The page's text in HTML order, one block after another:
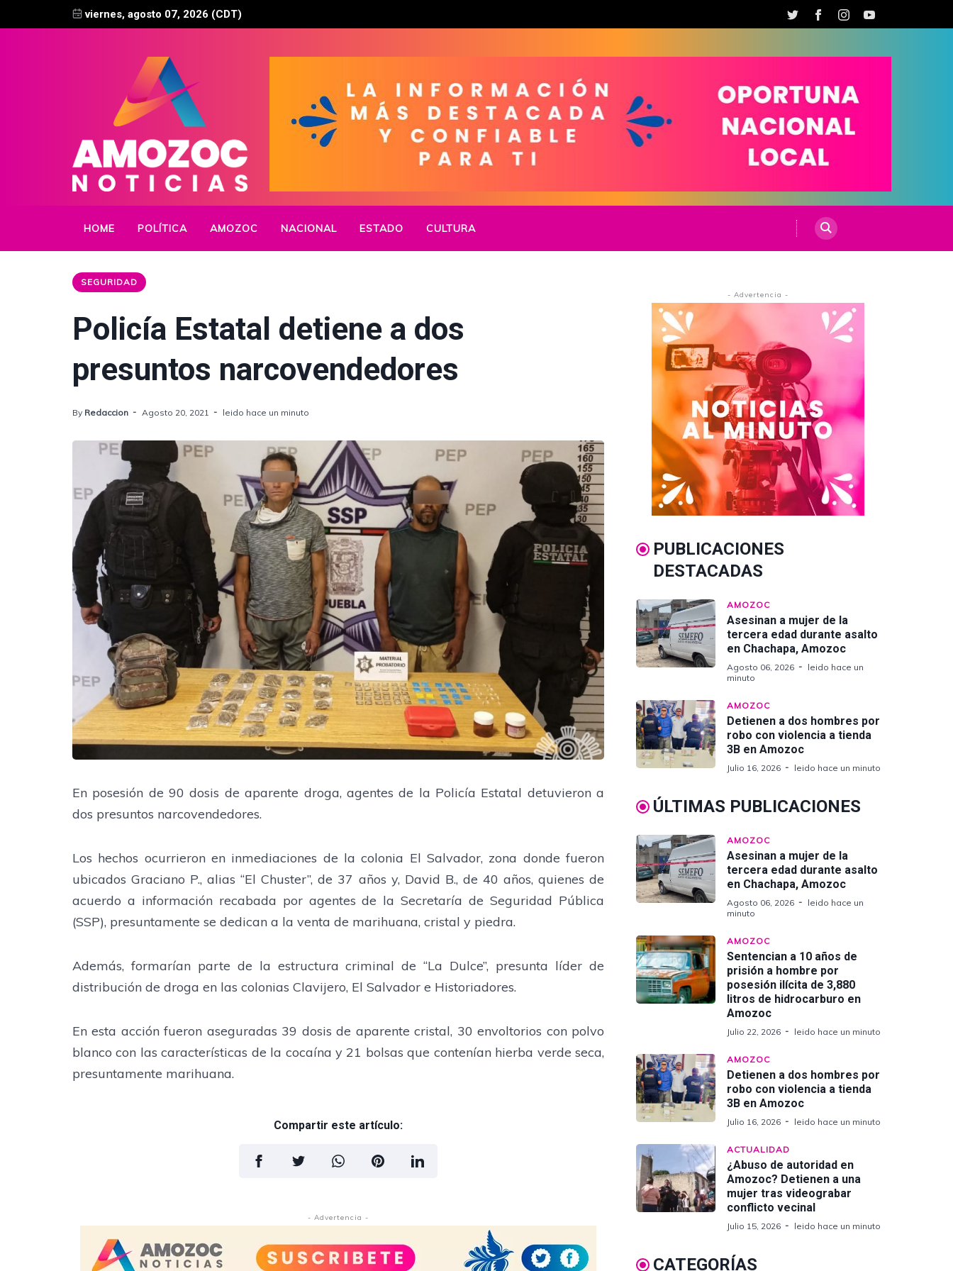
viernes, agosto 07, 2026 (CDT)
HOME POLÍTICA AMOZOC NACIONAL ESTADO CULTURA
SEGURIDAD
Policía Estatal detiene a dos
presuntos narcovendedores
By Redaccion Agosto 20, 2021 leido hace un minuto
En posesión de 90 dosis de aparente droga, agentes de la Policía Estatal detuvieron a
dos presuntos narcovendedores.
Los hechos ocurrieron en inmediaciones de la colonia El Salvador, zona donde fueron
ubicados Graciano P., alias “El Chuster”, de 37 años y, David B., de 40 años, quienes de
acuerdo a información recabada por agentes de la Secretaría de Seguridad Pública
(SSP), presuntamente se dedican a la venta de marihuana, cristal y piedra.
Además, formarían parte de la estructura criminal de “La Dulce”, presunta líder de
distribución de droga en las colonias Clavijero, El Salvador e Historiadores.
En esta acción fueron aseguradas 39 dosis de aparente cristal, 30 envoltorios con polvo
blanco con las características de la cocaína y 21 bolsas que contenían hierba verde seca,
presuntamente marihuana.
Compartir este artículo:
- Advertencia -
- Advertencia -
PUBLICACIONES
DESTACADAS
AMOZOC
Asesinan a mujer de la
tercera edad durante asalto
en Chachapa, Amozoc
Agosto 06, 2026
leido hace un
minuto
AMOZOC
Detienen a dos hombres por
robo con violencia a tienda
3B en Amozoc
Julio 16, 2026 leido hace un minuto
ÚLTIMAS PUBLICACIONES
AMOZOC
Asesinan a mujer de la
tercera edad durante asalto
en Chachapa, Amozoc
Agosto 06, 2026
leido hace un
minuto
AMOZOC
Sentencian a 10 años de
prisión a hombre por
posesión ilícita de 3,880
litros de hidrocarburo en
Amozoc
Julio 22, 2026 leido hace un minuto
AMOZOC
Detienen a dos hombres por
robo con violencia a tienda
3B en Amozoc
Julio 16, 2026 leido hace un minuto
ACTUALIDAD
¿Abuso de autoridad en
Amozoc? Detienen a una
mujer tras videograbar
conflicto vecinal
Julio 15, 2026 leido hace un minuto
CATEGORÍAS